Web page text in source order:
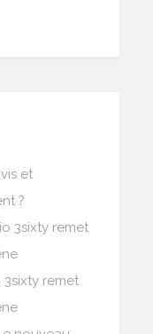
et
?
3sixty remet
3sixty remet